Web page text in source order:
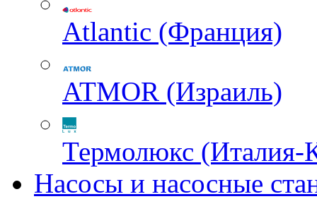
Atlantic (Франция)
ATMOR (Израиль)
Термолюкс (Италия-
Насосы и насосные